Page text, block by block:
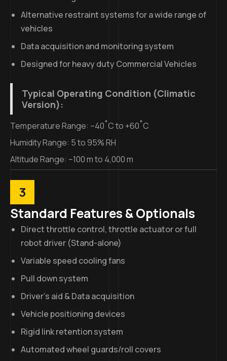
Alternative restraint systems for a wide range of
vehicles
Data acquisition and monitoring system
Designed for heavy duty Commercial Vehicles
Typical Operating Condition (Climatic
Version):
Temperature Range: –40˚C to +60˚C
Humidity Range: 5 to 95% RH
Altitude Range: –100 m to 4,000 m
3
Standard Features & Optionals
Direct throttle control, throttle actuator or full
robot driver (Stand-alone)
Variable speed cooling fans
Pull down system
Driver’s aid & Data acquisition
Vehicle positioning devices
Rigid link retention system
Automated wheel guards/roll covers